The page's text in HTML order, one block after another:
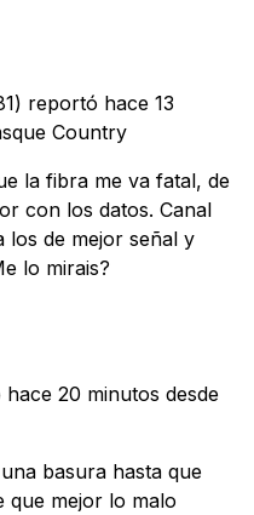
reportó hace 13
Country
la fibra me va fatal, de
con los datos. Canal
los de mejor señal y
lo mirais?
hace 20 minutos desde
basura hasta que
que mejor lo malo